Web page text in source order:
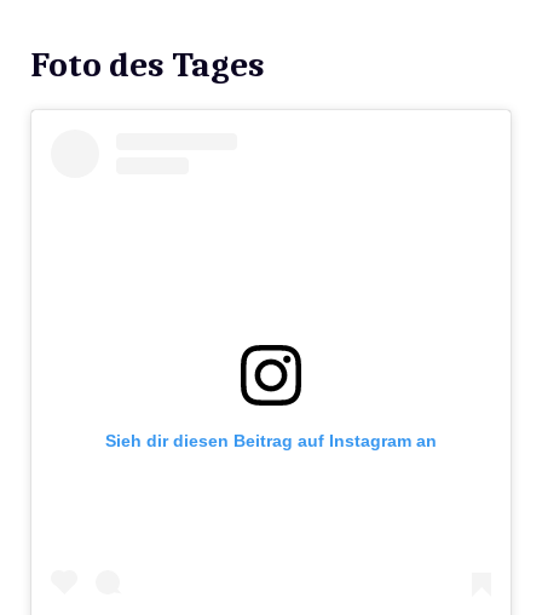
Foto des Tages
Sieh dir diesen Beitrag auf Instagram an